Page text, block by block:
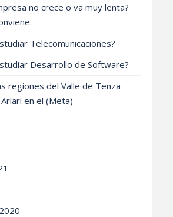
no crece o va muy lenta?
Telecomunicaciones?
Desarrollo de Software?
regiones del Valle de Tenza
en el (Meta)